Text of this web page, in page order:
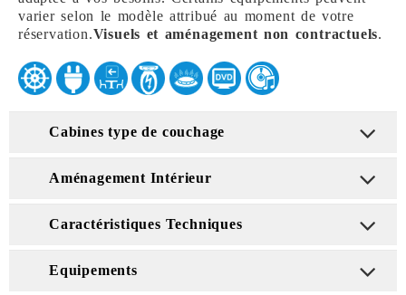
varier selon le modèle attribué au moment de votre
réservation.Visuels et aménagement non contractuels.
Cabines type de couchage
Aménagement Intérieur
Caractéristiques Techniques
Equipements